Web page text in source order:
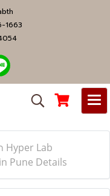
1663
Hyper Lab
Pune Details